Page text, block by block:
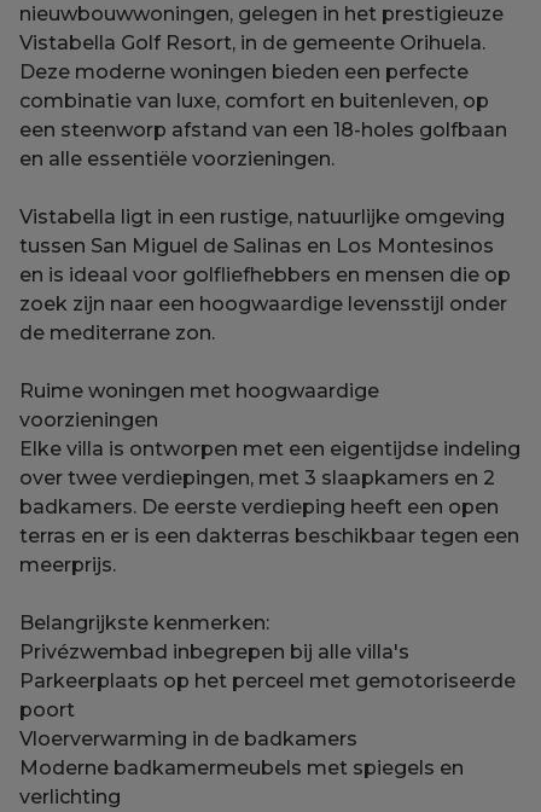
nieuwbouwwoningen, gelegen in het prestigieuze
Vistabella Golf Resort, in de gemeente Orihuela.
Deze moderne woningen bieden een perfecte
combinatie van luxe, comfort en buitenleven, op
een steenworp afstand van een 18-holes golfbaan
en alle essentiële voorzieningen.
Vistabella ligt in een rustige, natuurlijke omgeving
tussen San Miguel de Salinas en Los Montesinos
en is ideaal voor golfliefhebbers en mensen die op
zoek zijn naar een hoogwaardige levensstijl onder
de mediterrane zon.
Ruime woningen met hoogwaardige
voorzieningen
Elke villa is ontworpen met een eigentijdse indeling
over twee verdiepingen, met 3 slaapkamers en 2
badkamers. De eerste verdieping heeft een open
terras en er is een dakterras beschikbaar tegen een
meerprijs.
Belangrijkste kenmerken:
Privézwembad inbegrepen bij alle villa's
Parkeerplaats op het perceel met gemotoriseerde
poort
Vloerverwarming in de badkamers
Moderne badkamermeubels met spiegels en
verlichting